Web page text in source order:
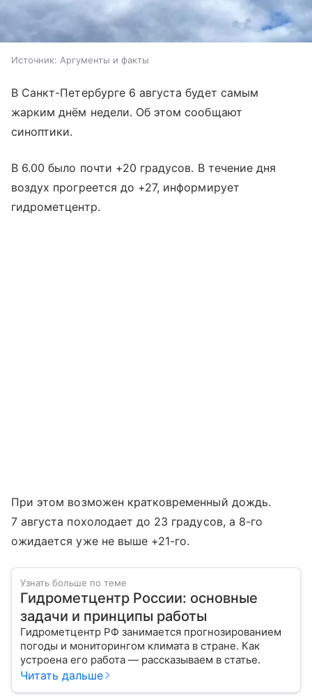
Источник: Аргументы и факты
В Санкт-Петербурге 6 августа будет самым
жарким днём недели. Об этом сообщают
синоптики.
В 6.00 было почти +20 градусов. В течение дня
воздух прогреется до +27, информирует
гидрометцентр.
При этом возможен кратковременный дождь.
7 августа похолодает до 23 градусов, а 8-го
ожидается уже не выше +21-го.
Узнать больше по теме
Гидрометцентр России: основные
задачи и принципы работы
Гидрометцентр РФ занимается прогнозированием
погоды и мониторингом климата в стране. Как
устроена его работа — рассказываем в статье.
Читать дальше